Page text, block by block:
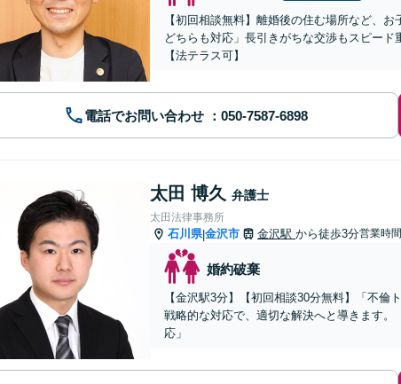
【初回相談無料】離婚後の住む場所など、
どちらも対応」長引きがちな交渉もスピード
【法テラス可】
電話でお問い合わせ
太田 博久 弁護士
太田法律事務所
石川県|金沢市 金沢駅 から徒歩3分営業時
婚約破棄
【金沢駅3分】【初回相談30分無料】「不
戦略的な対応で、適切な解決へと導きます
応」